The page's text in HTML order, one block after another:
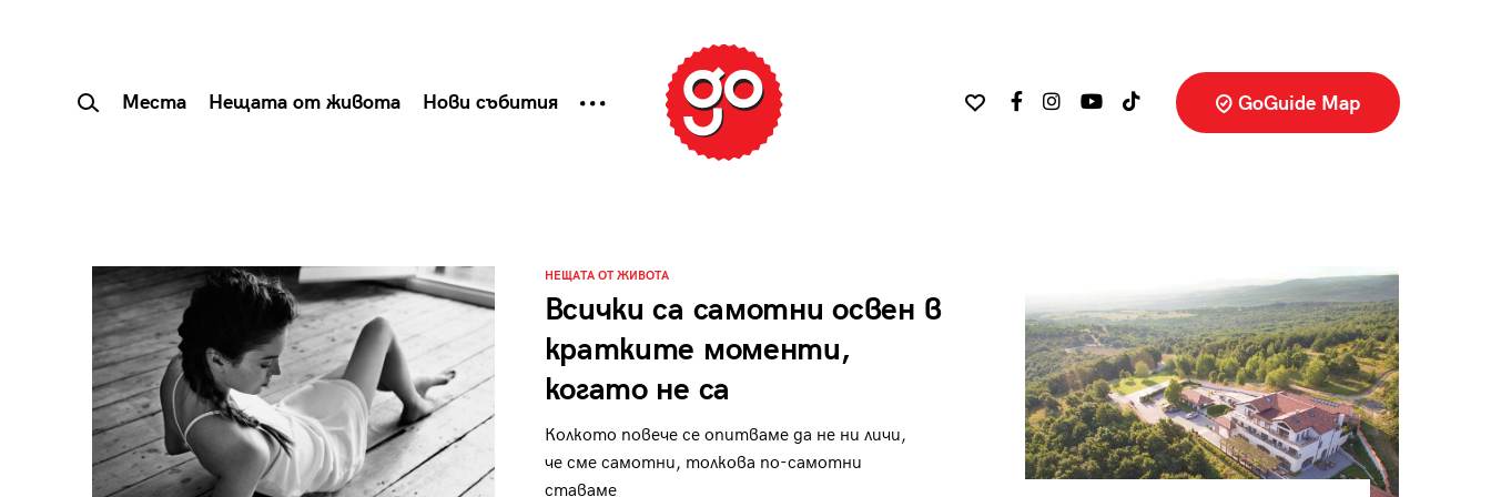
Места Нещата от живота Нови събития GoGuide Map
НЕЩАТА ОТ ЖИВОТА
Всички са самотни освен в
кратките моменти,
когато не са
Колкото повече се опитваме да не ни личи,
че сме самотни, толкова по-самотни
ставаме